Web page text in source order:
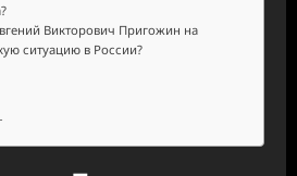
Викторович Пригожин на
ситуацию в России?